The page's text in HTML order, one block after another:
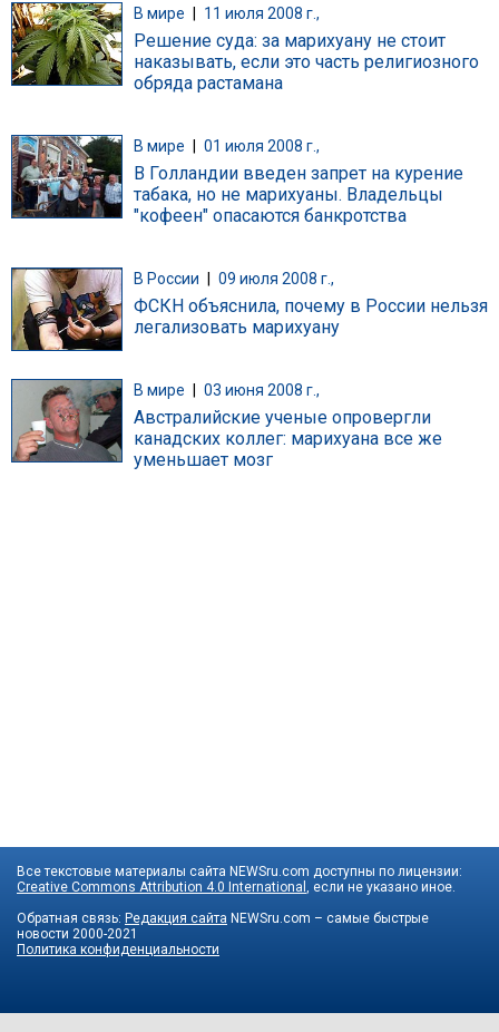
В мире | 11 июля 2008 г.,
Решение суда: за марихуану не стоит
наказывать, если это часть религиозного
обряда растамана
В мире 01 июля 2008 г.,
В Голландии введен запрет на курение
табака, но не марихуаны. Владельцы
"кофеен" опасаются банкротства
В России 09 июля 2008 г.,
ФСКН объяснила, почему в России нельзя
легализовать марихуану
В мире 03 июня 2008 г.,
Австралийские ученые опровергли
канадских коллег: марихуана все же
уменьшает мозг
Все текстовые материалы сайта NEWSru.com доступны по лицензии:
Creative Commons Attribution 4.0 International
, если не указано иное.
Обратная связь: Редакция сайта NEWSru.com – самые быстрые
новости 2000-2021
Политика конфиденциальности